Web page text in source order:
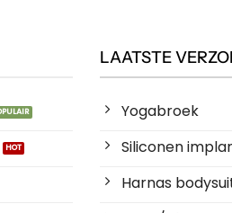
LAATSTE
Yogabroek
Siliconen
Harnas